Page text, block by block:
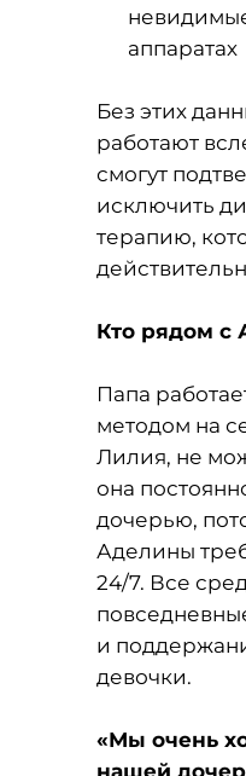
аппаратах
Без этих
работают
смогут
исключить
терапию,
Кто рядом с
Папа
методом на
Лилия, не
она
дочерью,
Аделины
24/7. Все
и
девочки.
«Мы очень